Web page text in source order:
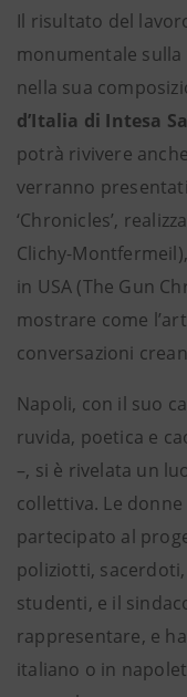
Il risultato del
monumentale
nella sua
d’Italia di Intesa
potrà rivivere
verranno
‘Chronicles’,
Clichy-
in USA (The Gun
mostrare come
conversazioni
Napoli, con il suo
ruvida, poetica e
–, si è rivelata un
collettiva. Le
partecipato al
poliziotti,
studenti, e il
rappresentare, e
italiano o in